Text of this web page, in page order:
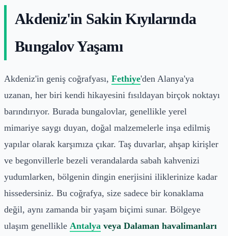
Akdeniz'in Sakin Kıyılarında
Bungalov Yaşamı
Akdeniz'in geniş coğrafyası, Fethiye'den Alanya'ya
uzanan, her biri kendi hikayesini fısıldayan birçok noktayı
barındırıyor. Burada bungalovlar, genellikle yerel
mimariye saygı duyan, doğal malzemelerle inşa edilmiş
yapılar olarak karşımıza çıkar. Taş duvarlar, ahşap kirişler
ve begonvillerle bezeli verandalarda sabah kahvenizi
yudumlarken, bölgenin dingin enerjisini iliklerinize kadar
hissedersiniz. Bu coğrafya, size sadece bir konaklama
değil, aynı zamanda bir yaşam biçimi sunar. Bölgeye
ulaşım genellikle Antalya veya Dalaman havalimanları